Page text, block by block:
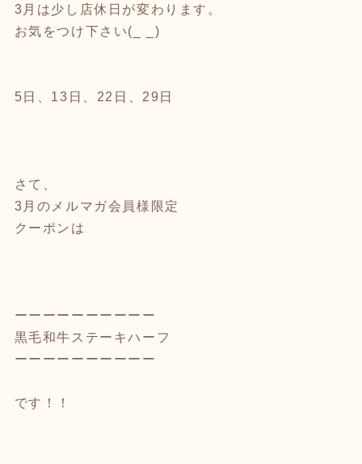
3月は少し店休日が変わります。
お気をつけ下さい(_ _)
5日、13日、22日、29日
さて、
3月のメルマガ会員様限定
クーポンは
ーーーーーーーーーー
黒毛和牛ステーキハーフ
ーーーーーーーーーー
です！！